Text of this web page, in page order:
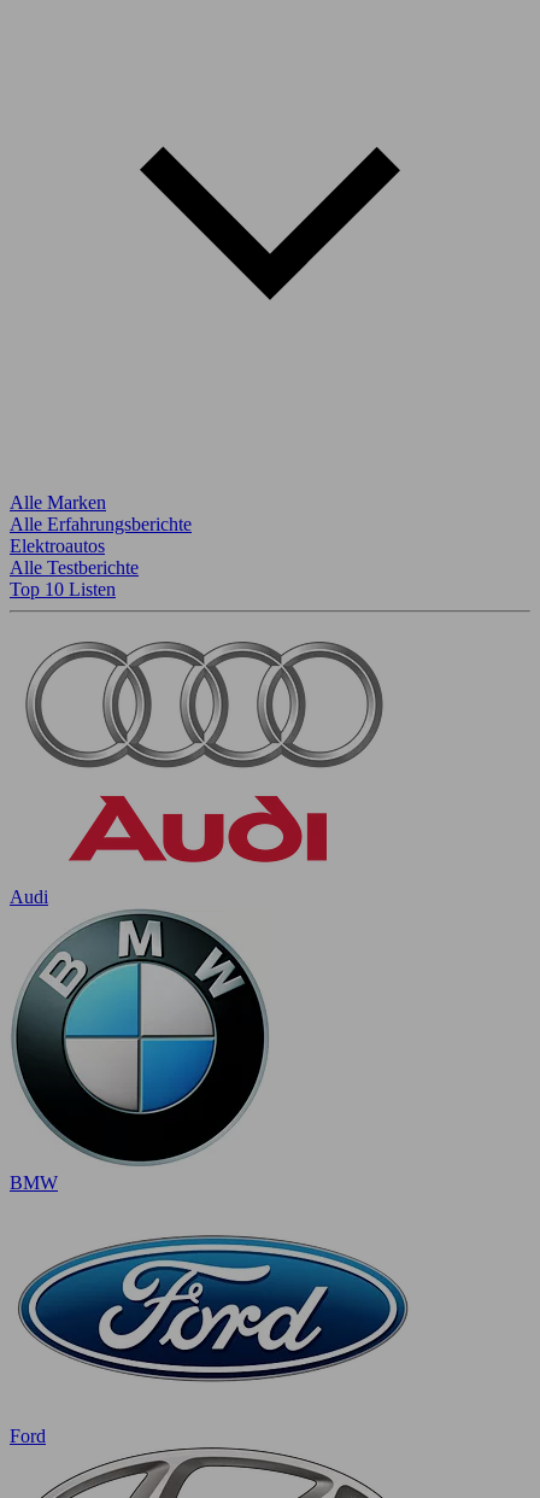
Alle Marken
Alle Erfahrungsberichte
Elektroautos
Alle Testberichte
Top 10 Listen
Audi
BMW
Ford